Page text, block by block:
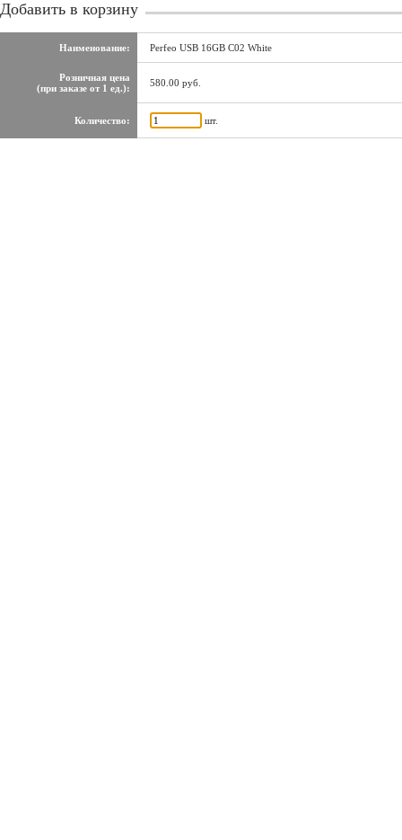
Добавить в корзину
Наименование: Perfeo USB 16GB C02 White
Розничная цена
(при заказе от 1 ед.):
580.00 руб.
Количество: шт.